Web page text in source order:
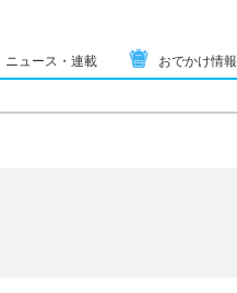
ニュース・連載 おでかけ情報